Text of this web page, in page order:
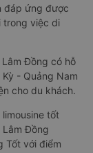
đáp ứng được
trong việc di
Đồng có hỗ
- Quảng Nam
cho du khách.
tốt
Lâm Đồng
Tốt với điểm